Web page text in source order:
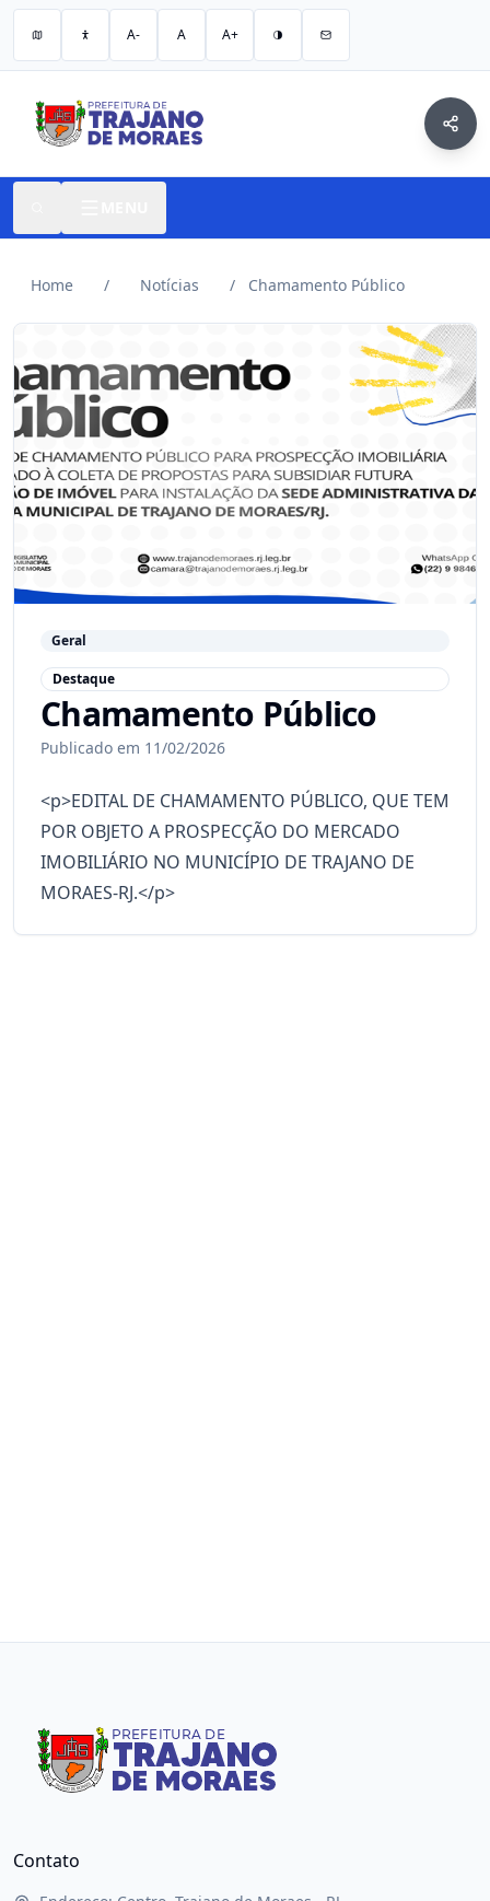
A- A A+
Home / Notícias / Chamamento Público
Geral
Destaque
Chamamento Público
Publicado em 11/02/2026
<p>EDITAL DE CHAMAMENTO PÚBLICO, QUE TEM
POR OBJETO A PROSPECÇÃO DO MERCADO
IMOBILIÁRIO NO MUNICÍPIO DE TRAJANO DE
MORAES-RJ.</p>
Contato